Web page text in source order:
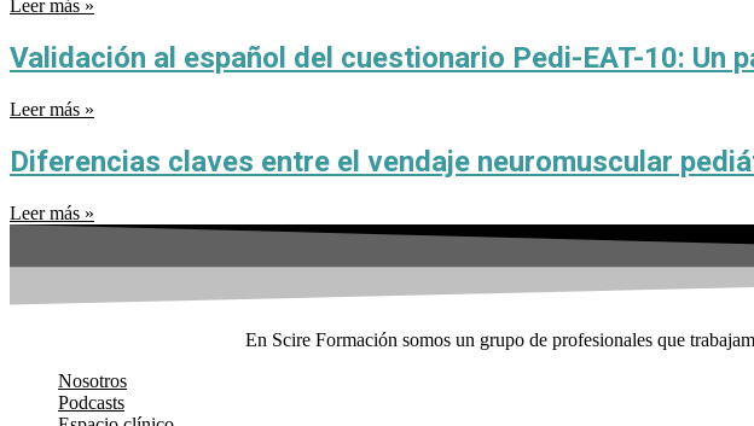
Leer más »
Validación al español del cuestionario Pedi-EAT-10: Un
Leer más »
Diferencias claves entre el vendaje neuromuscular
Leer más »
En Scire Formación somos un grupo de profesionales que
Nosotros
Podcasts